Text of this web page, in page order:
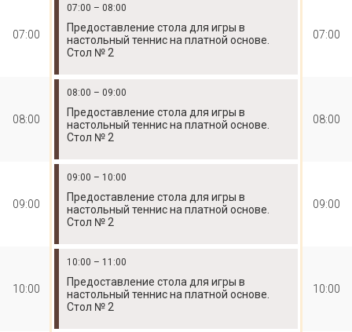
07:00
07:00 – 08:00
Предоставление стола для игры в
настольный теннис на платной основе.
Стол № 2
07:00
08:00
08:00 – 09:00
Предоставление стола для игры в
настольный теннис на платной основе.
Стол № 2
08:00
09:00
09:00 – 10:00
Предоставление стола для игры в
настольный теннис на платной основе.
Стол № 2
09:00
10:00
10:00 – 11:00
Предоставление стола для игры в
настольный теннис на платной основе.
Стол № 2
10:00